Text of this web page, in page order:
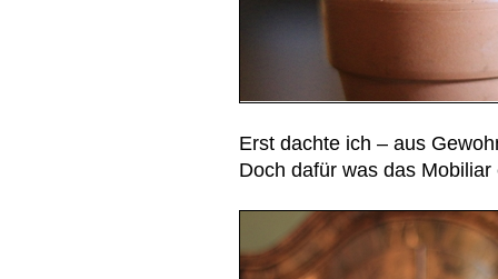
Erst dachte ich – aus
Doch dafür was das